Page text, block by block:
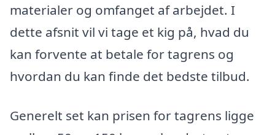
materialer og omfanget af arbejdet. I
dette afsnit vil vi tage et kig på, hvad du
kan forvente at betale for tagrens og
hvordan du kan finde det bedste tilbud.
Generelt set kan prisen for tagrens ligge